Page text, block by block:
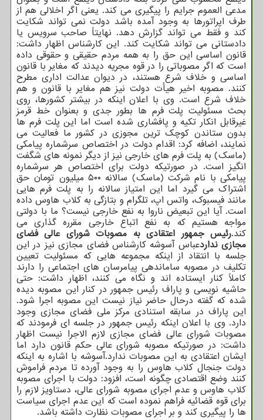
مدعی العموم جرایم را پیگیری می کند. یعنی اگر اخلالی هم از
طرف اپراتورها به وجود آمده باشد دولت نمی تواند شکایت
کند و فقط می تواند گزارش دهد. نهایتاً صاحب سرویس یا
دادستانی می تواند شکایت کند. این کارشناس اظهار داشت:
قانون اساسی این حق را به همه مردم حقیقی و حقوقی داده
است که اگر مصوباتی را در قوه مجریه دیدند که مغایر با قانون
اساسی و خلاف شرع هستند، در دیوان عدالت اداری مطرح
کنند. مصوبه اخیر هیأت دولت نیز هم مغایر با قانون و هم
خلاف شرع است. وی با اعلان اینکه در بیشتر کشورها، روی
بحث مسئولیت پلت فرم ها بطور جدی و بعنوان خط قرمز
غیرقابل انکار تکیه و پافشاری شده است اما این پلت فرم ها
بدون ستاندن کوچک ترین مجوزی در کشور ما فعالیت می
نمایند، اضافه کرد: اقدام دولت در اختصاص سرشماره پیامکی
(ماسک) به پلت فرم های خارجی نیز از دیگر نمونه های شگفت
انگیز است. در صورتیکه دولت برای اختصاص هر سرشماره
پیامکی با نام شرکت (ماسک) سالانه ۵۰۰ میلیون تومان حق
اشتراک می گیرد اما این امتیاز سالانه را به پلت فرم هایی
مانند فیسبوک، واتس اپ، تلگرام و بتازگی به کلاب هاوس داده
است. آیا این تبعیض ناروا به نفع خارجی نیست؟ ما با دولتی
مواجه هستیم که به نفع اتباع خارجی مقرره گذاری می
کند.رئیس جمهور اعتقادی به مصوبات شورای عالی فضای
مجازی نداردعباس آسوشه کارشناس فضای مجازی نیز در این
جلسه با انتقاد از اینکه مجموعه هایی که مسئولیت تعیین
تکلیف در مصوبه ساماندهی پیامرسان های اجتماعی را دارند
کاملاً کنار ایستاده اند و نگاه می کنند، اظهار داشت: حتی
حاشیه نویسی و پاراف رئیس جمهور در کنار این مصوبه دیده
شده که گفته درحال حاضر نیاز نیست این مصوبه اجرا شود.
این پاراف در سابقه استنادی مرکز ملی فضای مجازی وجود
دارد. وی با اعلان اینکه رئیس جمهور در جلسه ای فرمودند که
مصوبات شورای عالی فضای مجازی لازم الاجرا نیست اظهار
داشت: در صورتیکه مصوبه شورای عالی حکم قانون دارد اما
ایشان اعتقادی به این مصوبات ندارد.آسوشه با اشاره به اینکه
دولت جنجال کلاب هاوس را به وجود آورده تا مردم فراموش
کنند وضع اقتصادی چگونه است، افزود: دولت با اجرای مصوبه
کلاب هاوس و عدم اجرای مصوبه شورای عالی، دستاویز لازم را
برای قوه قضائیه فراهم نموده است که این عدم اجرای سیاست
ها را پیگیری کند و بر اجرای مصوبات نظارت داشته باشد.